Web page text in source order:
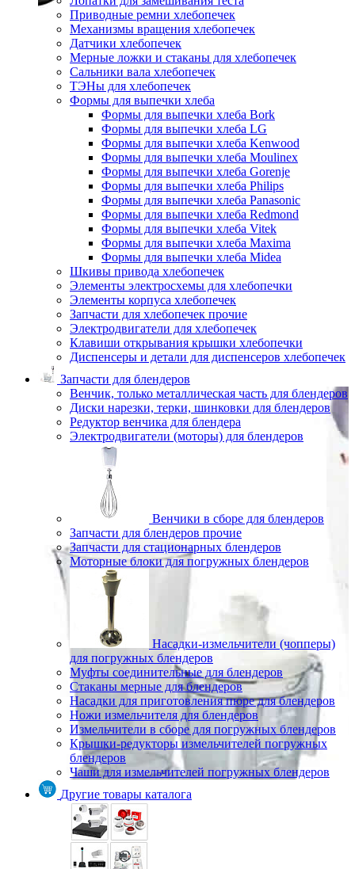
Приводные ремни хлебопечек
Механизмы вращения хлебопечек
Датчики хлебопечек
Мерные ложки и стаканы для хлебопечек
Сальники вала хлебопечек
ТЭНы для хлебопечек
Формы для выпечки хлеба
Формы для выпечки хлеба Bork
Формы для выпечки хлеба LG
Формы для выпечки хлеба Kenwood
Формы для выпечки хлеба Moulinex
Формы для выпечки хлеба Gorenje
Формы для выпечки хлеба Philips
Формы для выпечки хлеба Panasonic
Формы для выпечки хлеба Redmond
Формы для выпечки хлеба Vitek
Формы для выпечки хлеба Maxima
Формы для выпечки хлеба Midea
Шкивы привода хлебопечек
Элементы электросхемы для хлебопечки
Элементы корпуса хлебопечек
Запчасти для хлебопечек прочие
Электродвигатели для хлебопечек
Клавиши открывания крышки хлебопечки
Диспенсеры и детали для диспенсеров хлебопечек
Запчасти для блендеров
Венчик, только металлическая часть для блендеров
Диски нарезки, терки, шинковки для блендеров
Редуктор венчика для блендера
Электродвигатели (моторы) для блендеров
Венчики в сборе для блендеров
Запчасти для блендеров прочие
Запчасти для стационарных блендеров
Моторные блоки для погружных блендеров
Насадки-измельчители (чопперы)
для погружных блендеров
Муфты соединительные для блендеров
Стаканы мерные для блендеров
Насадки для приготовления пюре для блендеров
Ножи измельчителя для блендеров
Измельчители в сборе для погружных блендеров
Крышки-редукторы измельчителей погружных
блендеров
Чаши для измельчителей погружных блендеров
Другие товары каталога